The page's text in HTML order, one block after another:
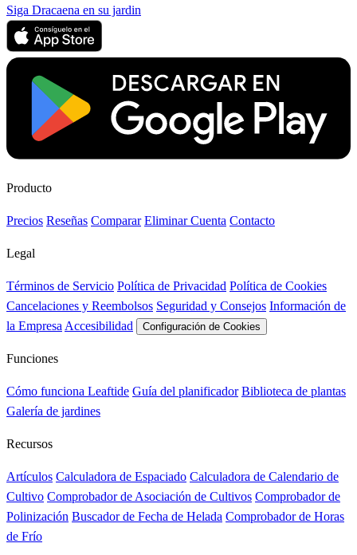
Siga Dracaena en su jardin
Producto
Precios Reseñas Comparar Eliminar Cuenta Contacto
Legal
Términos de Servicio Política de Privacidad Política de Cookies
Cancelaciones y Reembolsos Seguridad y Consejos Información de
la Empresa Accesibilidad Configuración de Cookies
Funciones
Cómo funciona Leaftide Guía del planificador Biblioteca de plantas
Galería de jardines
Recursos
Artículos Calculadora de Espaciado Calculadora de Calendario de
Cultivo Comprobador de Asociación de Cultivos Comprobador de
Polinización Buscador de Fecha de Helada Comprobador de Horas
de Frío